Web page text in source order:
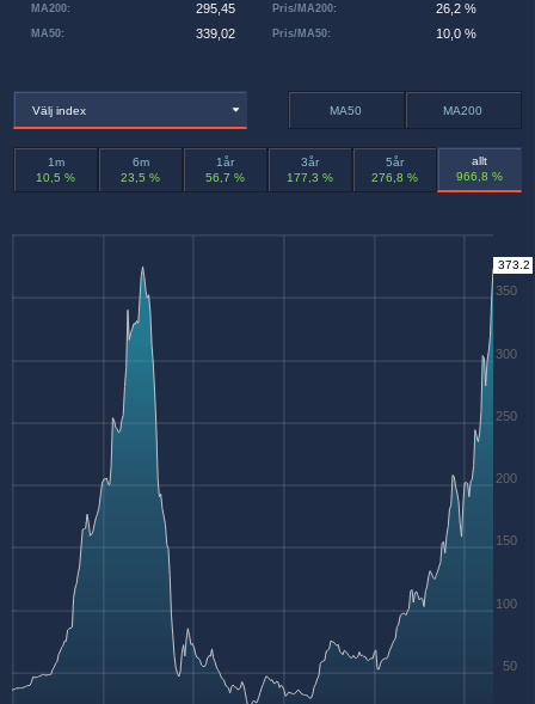
MA50: 339,02
MA200: 295,45 Pris/MA200: 26,2 %
Pris/MA50: 10,0 %
Välj index MA50 MA200
1m
10,5 %
6m
23,5 %
1år
56,7 %
3år
177,3 %
5år
276,8 %
allt
966,8 %
50
100
150
200
250
300
350
373.2